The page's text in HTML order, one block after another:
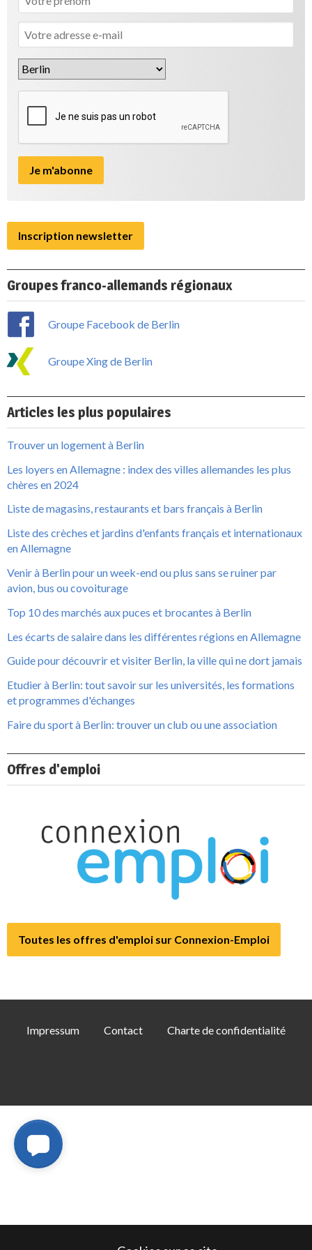
Inscription newsletter
Groupes franco-allemands régionaux
Groupe Facebook de Berlin
Groupe Xing de Berlin
Articles les plus populaires
Trouver un logement à Berlin
Les loyers en Allemagne : index des villes allemandes les plus
chères en 2024
Liste de magasins, restaurants et bars français à Berlin
Liste des crèches et jardins d'enfants français et internationaux
en Allemagne
Venir à Berlin pour un week-end ou plus sans se ruiner par
avion, bus ou covoiturage
Top 10 des marchés aux puces et brocantes à Berlin
Les écarts de salaire dans les différentes régions en Allemagne
Guide pour découvrir et visiter Berlin, la ville qui ne dort jamais
Etudier à Berlin: tout savoir sur les universités, les formations
et programmes d'échanges
Faire du sport à Berlin: trouver un club ou une association
Offres d'emploi
Toutes les offres d'emploi sur Connexion-Emploi
Impressum Contact Charte de confidentialité